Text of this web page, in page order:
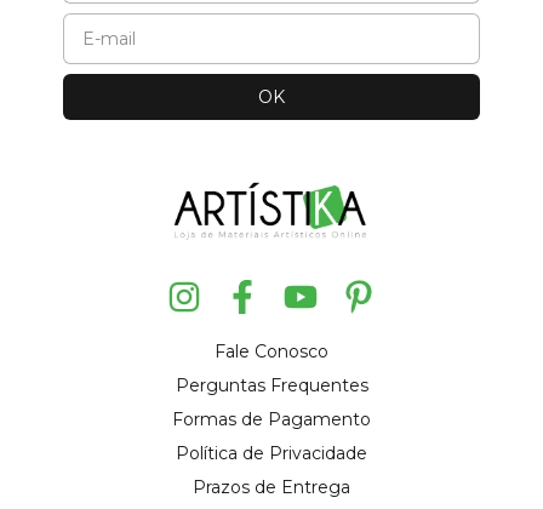
Fale Conosco
Perguntas Frequentes
Formas de Pagamento
Política de Privacidade
Prazos de Entrega